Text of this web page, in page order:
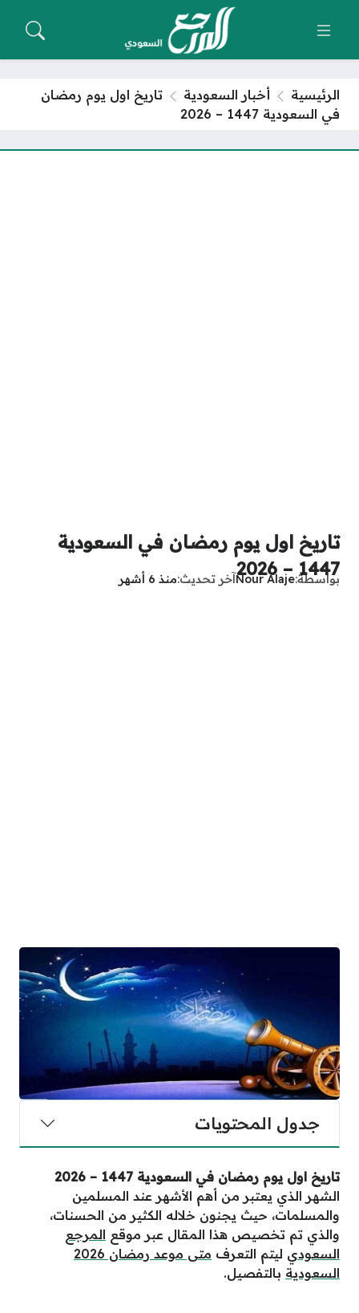
الرئيسية أخبار السعودية
تاريخ اول يوم رمضان
في السعودية 1447 – 2026
تاريخ اول يوم رمضان في السعودية
1447 – 2026
بواسطةNour Alajeآخر تحديث منذ 6 أشهر
جدول المحتويات
تاريخ اول يوم رمضان في السعودية 1447 – 2026
الشهر الذي يعتبر من أهم الأشهر عند المسلمين
والمسلمات، حيث يجنون خلاله الكثير من الحسنات،
والذي تم تخصيص هذا المقال عبر موقع المرجع
السعودي ليتم التعرف
متى موعد رمضان 2026
السعودية بالتفصيل.